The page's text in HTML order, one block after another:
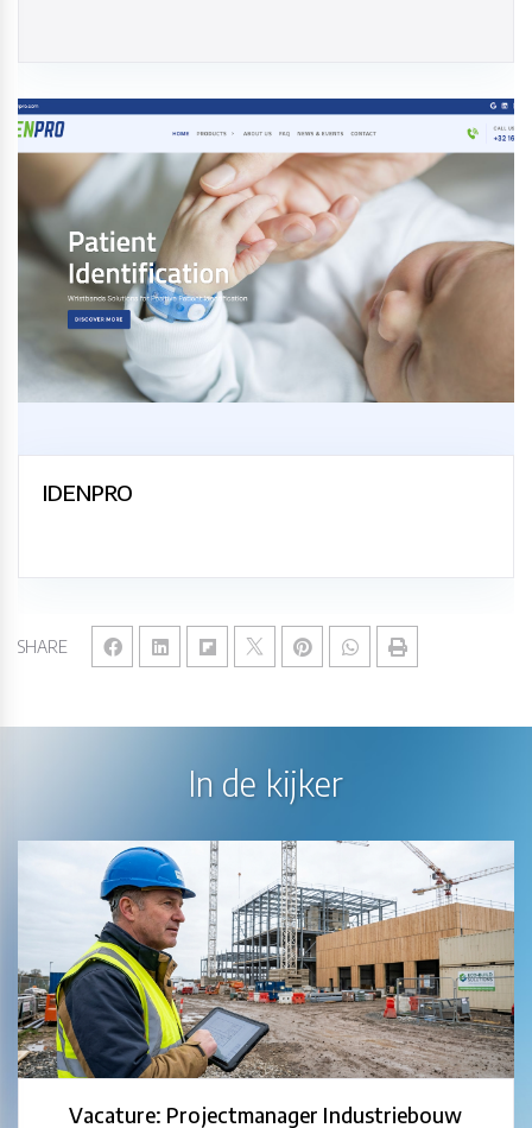
SHARE
IDENPRO
In de kijker
Vacature: Projectmanager Industriebouw